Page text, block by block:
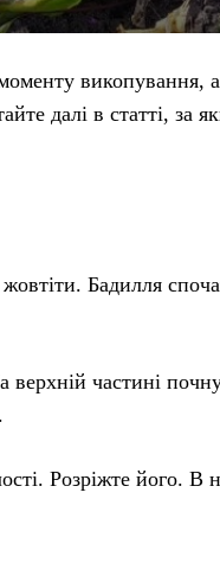
викопування,
далі в статті,
Бадилля
частині
Розріжте його.